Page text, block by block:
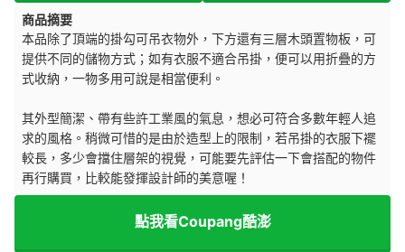
商品摘要
本品除了頂端的掛勾可吊衣物外，下方還有三層木頭置物板，可
提供不同的儲物方式；如有衣服不適合吊掛，便可以用折疊的方
式收納，一物多用可說是相當便利。
其外型簡潔、帶有些許工業風的氣息，想必可符合多數年輕人追
求的風格。稍微可惜的是由於造型上的限制，若吊掛的衣服下襬
較長，多少會擋住層架的視覺，可能要先評估一下會搭配的物件
再行購買，比較能發揮設計師的美意喔！
點我看Coupang酷澎